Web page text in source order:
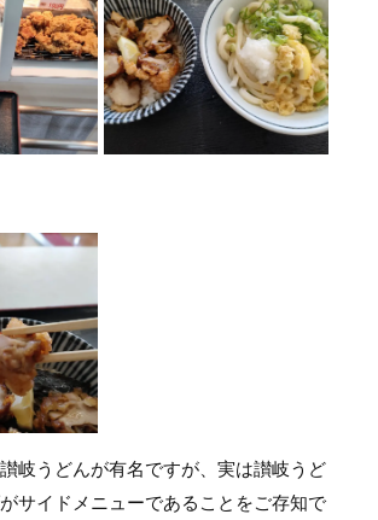
岐うどんが有名ですが、実は讃岐うど
サイドメニューであることをご存知で